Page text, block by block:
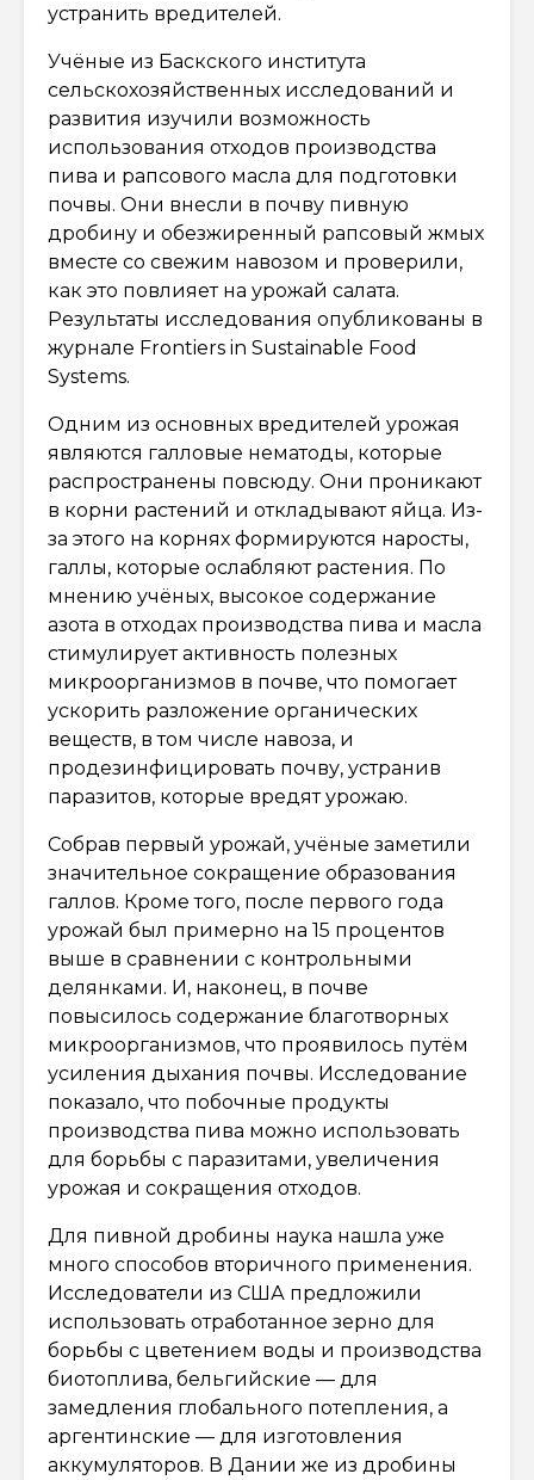
устранить вредителей.
Учёные из Баскского института
сельскохозяйственных исследований и
развития изучили возможность
использования отходов производства
пива и рапсового масла для подготовки
почвы. Они внесли в почву пивную
дробину и обезжиренный рапсовый жмых
вместе со свежим навозом и проверили,
как это повлияет на урожай салата.
Результаты исследования опубликованы в
журнале Frontiers in Sustainable Food
Systems.
Одним из основных вредителей урожая
являются галловые нематоды, которые
распространены повсюду. Они проникают
в корни растений и откладывают яйца. Из-
за этого на корнях формируются наросты,
галлы, которые ослабляют растения. По
мнению учёных, высокое содержание
азота в отходах производства пива и масла
стимулирует активность полезных
микроорганизмов в почве, что помогает
ускорить разложение органических
веществ, в том числе навоза, и
продезинфицировать почву, устранив
паразитов, которые вредят урожаю.
Собрав первый урожай, учёные заметили
значительное сокращение образования
галлов. Кроме того, после первого года
урожай был примерно на 15 процентов
выше в сравнении с контрольными
делянками. И, наконец, в почве
повысилось содержание благотворных
микроорганизмов, что проявилось путём
усиления дыхания почвы. Исследование
показало, что побочные продукты
производства пива можно использовать
для борьбы с паразитами, увеличения
урожая и сокращения отходов.
Для пивной дробины наука нашла уже
много способов вторичного применения.
Исследователи из США предложили
использовать отработанное зерно для
борьбы с цветением воды и производства
биотоплива, бельгийские — для
замедления глобального потепления, а
аргентинские — для изготовления
аккумуляторов. В Дании же из дробины